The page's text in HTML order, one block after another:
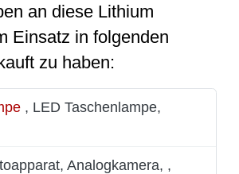
an diese Lithium
Einsatz in folgenden
zu haben:
, LED Taschenlampe,
Analogkamera, ,